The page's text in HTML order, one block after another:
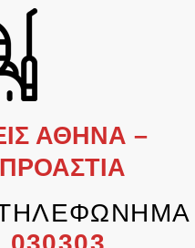
ΑΘΗΝΑ –